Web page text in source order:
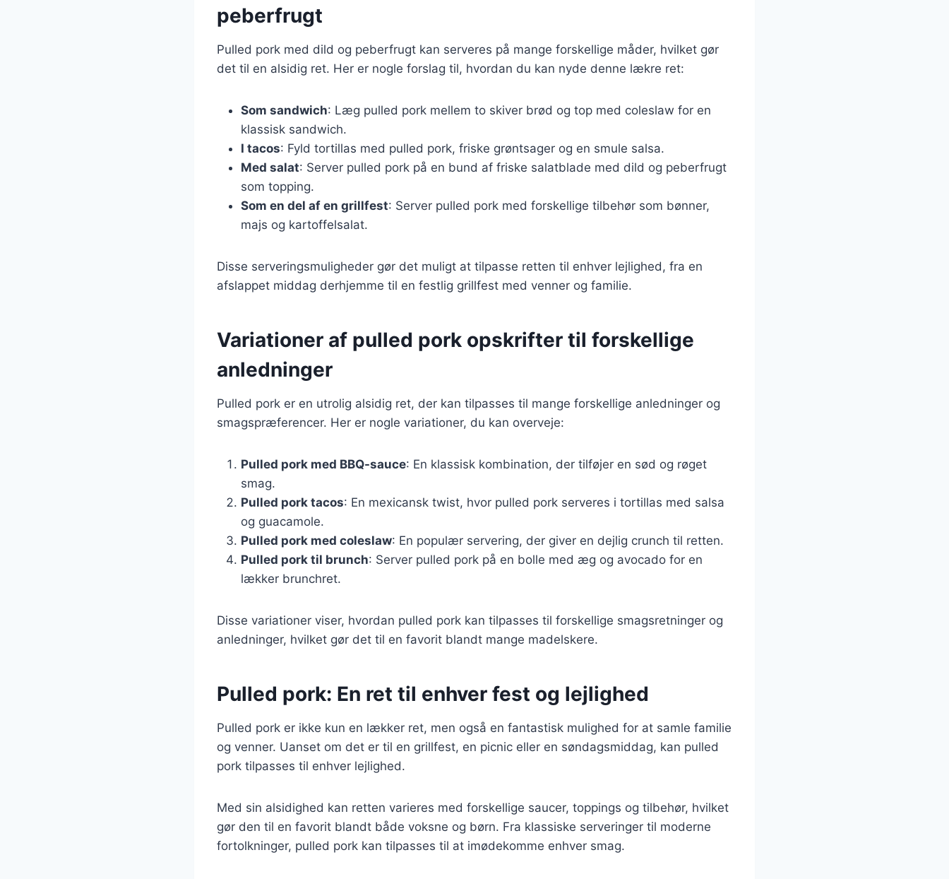
peberfrugt
Pulled pork med dild og peberfrugt kan serveres på mange forskellige måder, hvilket gør
det til en alsidig ret. Her er nogle forslag til, hvordan du kan nyde denne lækre ret:
Som sandwich: Læg pulled pork mellem to skiver brød og top med coleslaw for en
klassisk sandwich.
I tacos: Fyld tortillas med pulled pork, friske grøntsager og en smule salsa.
Med salat: Server pulled pork på en bund af friske salatblade med dild og peberfrugt
som topping.
Som en del af en grillfest: Server pulled pork med forskellige tilbehør som bønner,
majs og kartoffelsalat.
Disse serveringsmuligheder gør det muligt at tilpasse retten til enhver lejlighed, fra en
afslappet middag derhjemme til en festlig grillfest med venner og familie.
Variationer af pulled pork opskrifter til forskellige
anledninger
Pulled pork er en utrolig alsidig ret, der kan tilpasses til mange forskellige anledninger og
smagspræferencer. Her er nogle variationer, du kan overveje:
Pulled pork med BBQ-sauce: En klassisk kombination, der tilføjer en sød og røget
smag.
Pulled pork tacos: En mexicansk twist, hvor pulled pork serveres i tortillas med salsa
og guacamole.
Pulled pork med coleslaw: En populær servering, der giver en dejlig crunch til retten.
Pulled pork til brunch: Server pulled pork på en bolle med æg og avocado for en
lækker brunchret.
Disse variationer viser, hvordan pulled pork kan tilpasses til forskellige smagsretninger og
anledninger, hvilket gør det til en favorit blandt mange madelskere.
Pulled pork: En ret til enhver fest og lejlighed
Pulled pork er ikke kun en lækker ret, men også en fantastisk mulighed for at samle familie
og venner. Uanset om det er til en grillfest, en picnic eller en søndagsmiddag, kan pulled
pork tilpasses til enhver lejlighed.
Med sin alsidighed kan retten varieres med forskellige saucer, toppings og tilbehør, hvilket
gør den til en favorit blandt både voksne og børn. Fra klassiske serveringer til moderne
fortolkninger, pulled pork kan tilpasses til at imødekomme enhver smag.